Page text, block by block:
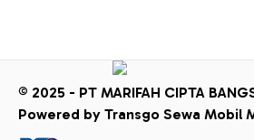
© 2025 - PT MARIFAH CIPTA
Powered by Transgo Sewa Mobil